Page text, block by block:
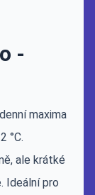
-
maxima
°C.
ale krátké
Ideální pro